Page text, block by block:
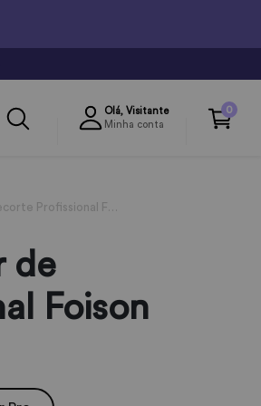
Olá,Visitante
Minha conta
0
de
Foison